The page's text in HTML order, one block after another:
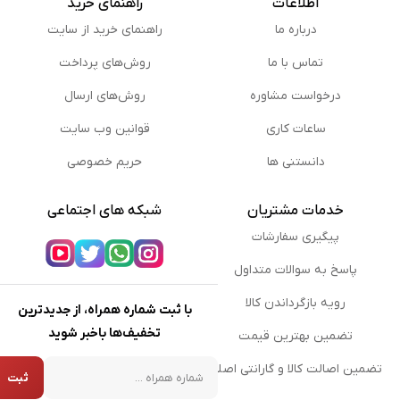
درباره ما
تماس با ما
درخواست مشاوره
ساعات کاری
دانستنی ها
راهنمای خرید از سایت
روش‌های پرداخت
روش‌های ارسال
قوانین وب سایت
حریم خصوصی
خدمات مشتریان
پیگیری سفارشات
پاسخ به سوالات متداول
رویه بازگرداندن کالا
تضمین بهترین قیمت
تضمین اصالت کالا و گارانتی اصلی
شبکه های اجتماعی
با ثبت شماره همراه، از جدیدترین
تخفیف‌ها باخبر شوید
شماره همراه
ثبت